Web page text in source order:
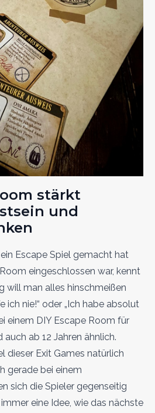
stärkt
und
Escape Spiel gemacht hat
eingeschlossen war, kennt
will man alles hinschmeißen
ich nie!“ oder „Ich habe absolut
einem DIY Escape Room für
auch ab 12 Jahren ähnlich.
dieser Exit Games natürlich
gerade bei einem
sich die Spieler gegenseitig
eine Idee, wie das nächste